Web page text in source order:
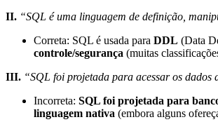
II. “SQL é uma linguagem de definição,
Correta: SQL é usada para DDL (Data
controle/segurança (muitas
III. “SQL foi projetada para acessar os dados
Incorreta: SQL foi projetada para
linguagem nativa (embora alguns